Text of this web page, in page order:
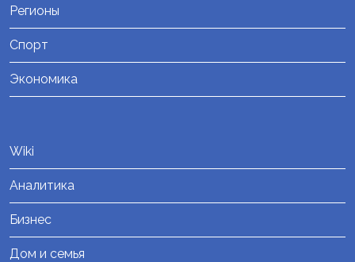
Регионы
Спорт
Экономика
Wiki
Аналитика
Бизнес
Дом и семья